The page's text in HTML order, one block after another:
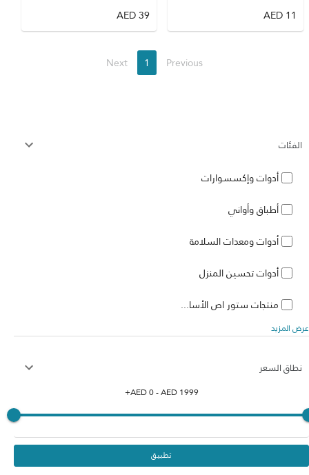
الفئات
أدوات وإكسسوارات
أطباق وأواني
أدوات ومعدات السلامة
أدوات تحسين المنزل
منتجات ستور اص الأسا...
عرض المزيد
نطاق السعر
AED0- AED1999
+
تطبيق
11
AED
39
AED
Previous
1
Next